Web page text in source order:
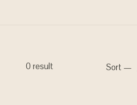
0 result Sort —